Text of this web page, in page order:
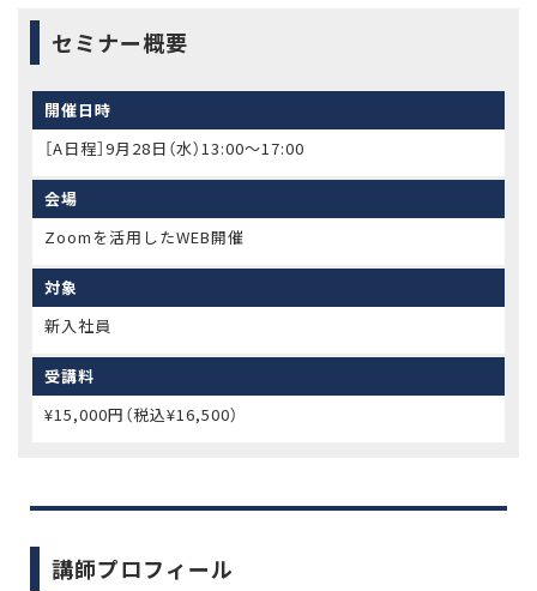
セミナー概要
開催日時
［A日程］9月28日（水）13:00～17:00
会場
Zoomを活用したWEB開催
対象
新入社員
受講料
¥15,000円（税込¥16,500）
講師プロフィール